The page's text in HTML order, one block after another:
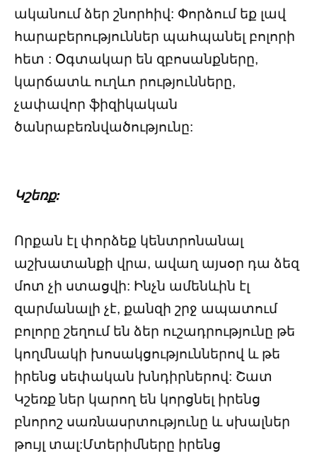
ականում ձեր շնորհիվ: Փորձում եք լավ
հարաբերություններ պահպանել բոլորի
հետ : Օգտակար են զբոսանքները,
կարճատև ուղևո րությունները,
չափավոր ֆիզիկական
ծանրաբեռնվածությունը:
Կշեռք:
Որքան էլ փորձեք կենտրոնանալ
աշխատանքի վրա, ավաղ այսօր դա ձեզ
մոտ չի ստացվի: Ինչն ամենևին էլ
զարմանալի չէ, քանզի շրջ ապատում
բոլորը շեղում են ձեր ուշադրությունը թե
կողմնակի խոսակցություններով և թե
իրենց սեփական խնդիրներով: Շատ
Կշեռք ներ կարող են կորցնել իրենց
բնորոշ սառնասրտությունը և սխալներ
թույլ տալ:Մտերիմները իրենց